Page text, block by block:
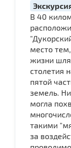
В 40
место
жизни
столетия
пятой
земель.
могла
такими
за